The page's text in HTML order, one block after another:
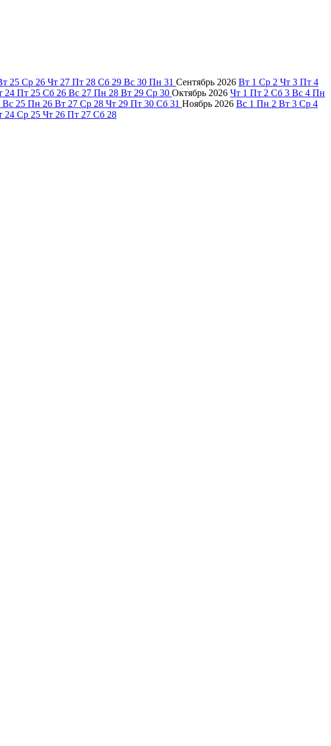
25 Ср 26 Чт 27 Пт 28 Сб 29 Вс 30 Пн 31 Сентябрь 2026 Вт 1 Ср 2 Чт 3 Пт 4
24 Пт 25 Сб 26 Вс 27 Пн 28 Вт 29 Ср 30 Октябрь 2026 Чт 1 Пт 2 Сб 3 Вс 4 Пн
Вс 25 Пн 26 Вт 27 Ср 28 Чт 29 Пт 30 Сб 31 Ноябрь 2026 Вс 1 Пн 2 Вт 3 Ср 4
24 Ср 25 Чт 26 Пт 27 Сб 28